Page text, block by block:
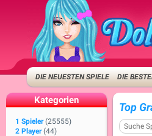
DIE NEUESTEN SPIELE DIE
Kategorien
1 Spieler (25555)
2 Player (44)
Top